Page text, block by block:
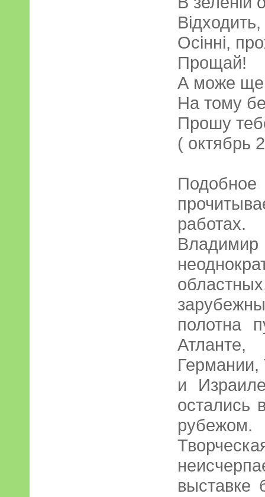
Осінні,
Прощай!
А може ще
На тому
Прошу
( октябрь
работах.
полотна
Германии,
и
остались
рубежом.
выставке